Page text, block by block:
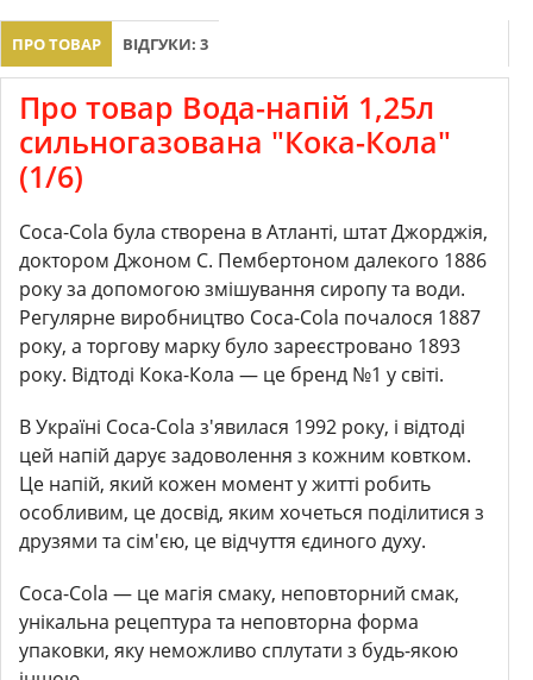
ПРО ТОВАР ВІДГУКИ: 3
Про товар Вода-напій 1,25л
сильногазована "Кока-Кола"
(1/6)
Coca-Cola була створена в Атланті, штат Джорджія,
доктором Джоном С. Пембертоном далекого 1886
року за допомогою змішування сиропу та води.
Регулярне виробництво Coca-Cola почалося 1887
року, а торгову марку було зареєстровано 1893
року. Відтоді Кока-Кола — це бренд №1 у світі.
В Україні Coca-Cola з'явилася 1992 року, і відтоді
цей напій дарує задоволення з кожним ковтком.
Це напій, який кожен момент у житті робить
особливим, це досвід, яким хочеться поділитися з
друзями та сім'єю, це відчуття єдиного духу.
Coca-Cola — це магія смаку, неповторний смак,
унікальна рецептура та неповторна форма
упаковки, яку неможливо сплутати з будь-якою